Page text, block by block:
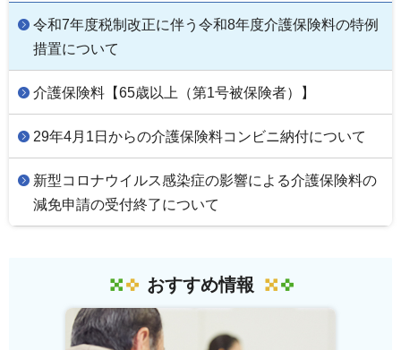
令和7年度税制改正に伴う令和8年度介護保険料の特例
措置について
介護保険料【65歳以上（第1号被保険者）】
29年4月1日からの介護保険料コンビニ納付について
新型コロナウイルス感染症の影響による介護保険料の
減免申請の受付終了について
おすすめ情報